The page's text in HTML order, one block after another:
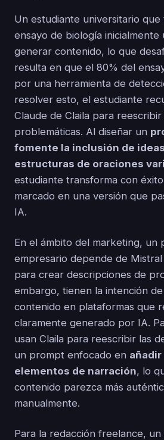
Un estudiante universitario
ensayo de biología inicialmente
generar contenido, lo que
resulta en que el 80% del
por una herramienta de
resolver esto, el estudiante
Claude de Claila para reescribir
problemáticas. Al diseñar un
fomente la inclusión de
estructuras de oraciones
estudiante transforma con
marcado en una versión que
IA.
En el ámbito del marketing, un
empresario depende de
para crear descripciones de
embargo, tienen la intención
contenido en plataformas que
claramente generado por IA.
usan Claila para reescribir las
un prompt enfocado en
elementos de narración, lo
contenido parezca más
manualmente.
Para la redacción freelance,